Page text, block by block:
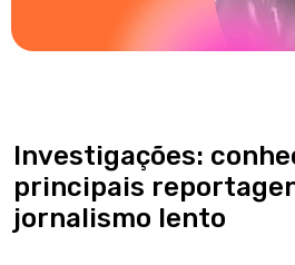
Investigações:
principais
jornalismo lento